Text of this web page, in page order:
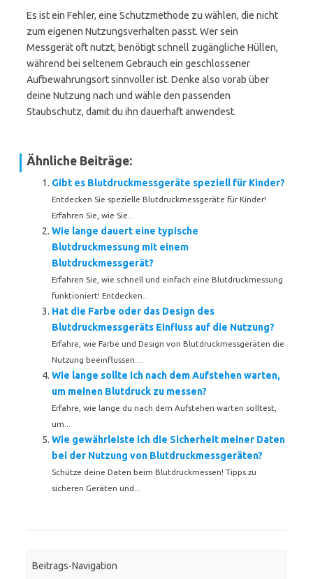
Es ist ein Fehler, eine Schutzmethode zu wählen, die nicht
zum eigenen Nutzungsverhalten passt. Wer sein
Messgerät oft nutzt, benötigt schnell zugängliche Hüllen,
während bei seltenem Gebrauch ein geschlossener
Aufbewahrungsort sinnvoller ist. Denke also vorab über
deine Nutzung nach und wähle den passenden
Staubschutz, damit du ihn dauerhaft anwendest.
Ähnliche Beiträge:
Gibt es Blutdruckmessgeräte speziell für Kinder?
Entdecken Sie spezielle Blutdruckmessgeräte für Kinder!
Erfahren Sie, wie Sie...
Wie lange dauert eine typische
Blutdruckmessung mit einem
Blutdruckmessgerät?
Erfahren Sie, wie schnell und einfach eine Blutdruckmessung
funktioniert! Entdecken...
Hat die Farbe oder das Design des
Blutdruckmessgeräts Einfluss auf die Nutzung?
Erfahre, wie Farbe und Design von Blutdruckmessgeräten die
Nutzung beeinflussen....
Wie lange sollte ich nach dem Aufstehen warten,
um meinen Blutdruck zu messen?
Erfahre, wie lange du nach dem Aufstehen warten solltest,
um...
Wie gewährleiste ich die Sicherheit meiner Daten
bei der Nutzung von Blutdruckmessgeräten?
Schütze deine Daten beim Blutdruckmessen! Tipps zu
sicheren Geräten und...
Beitrags-Navigation